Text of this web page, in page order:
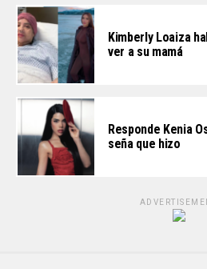
Kimberly Loaiza
ver a su mamá
Responde Kenia
seña que hizo